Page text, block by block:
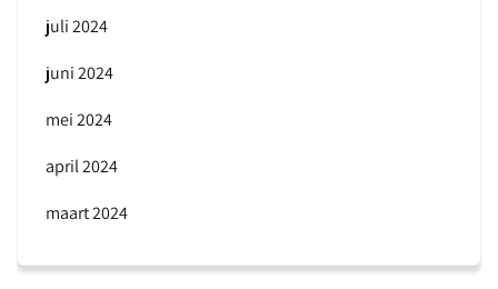
juli 2024
juni 2024
mei 2024
april 2024
maart 2024